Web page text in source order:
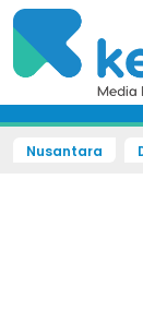
Nusantara